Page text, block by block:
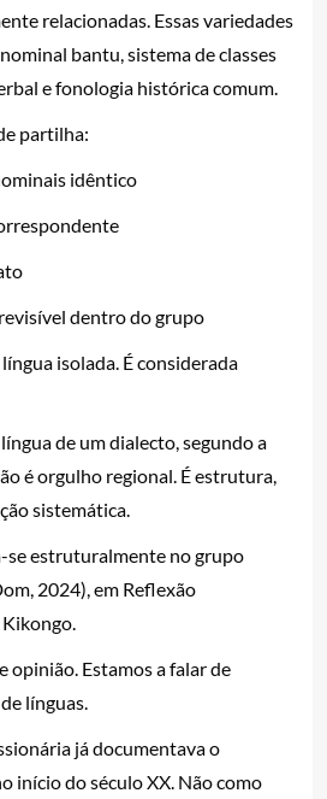
relacionadas. Essas variedades
bantu, sistema de classes
e fonologia histórica comum.
partilha:
idêntico
dentro do grupo
isolada. É considerada
de um dialecto, segundo a
é orgulho regional. É estrutura,
sistemática.
se estruturalmente no grupo
2024), em Reflexão
opinião. Estamos a falar de
línguas.
já documentava o
início do século XX. Não como